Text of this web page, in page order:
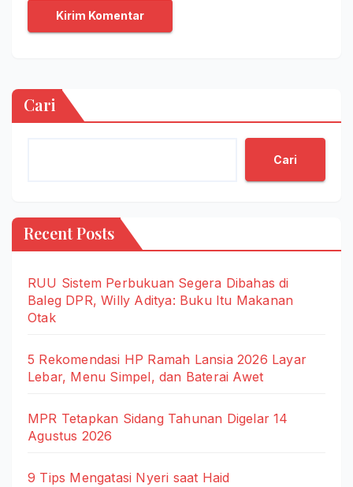
Cari
Cari
Recent Posts
RUU Sistem Perbukuan Segera Dibahas di
Baleg DPR, Willy Aditya: Buku Itu Makanan
Otak
5 Rekomendasi HP Ramah Lansia 2026 Layar
Lebar, Menu Simpel, dan Baterai Awet
MPR Tetapkan Sidang Tahunan Digelar 14
Agustus 2026
9 Tips Mengatasi Nyeri saat Haid